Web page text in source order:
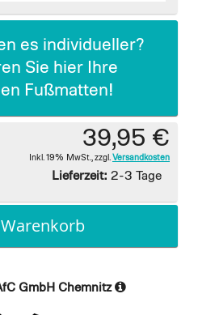
es individueller?
Sie hier Ihre
Fußmatten!
39,95 €
Inkl. 19% MwSt. zzgl. Versandkosten
Lieferzeit: 2-3 Tage
GmbH Chemnitz